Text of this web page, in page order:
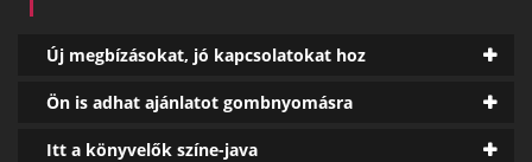
Új megbízásokat, jó kapcsolatokat hoz
Ön is adhat ajánlatot gombnyomásra
Itt a könyvelők színe-java